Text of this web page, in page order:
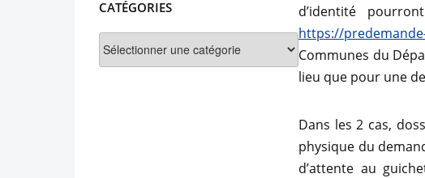
CATÉGORIES
d’identité
https://
Communes du
lieu que pour une
Dans les 2 cas,
physique du
d’attente au